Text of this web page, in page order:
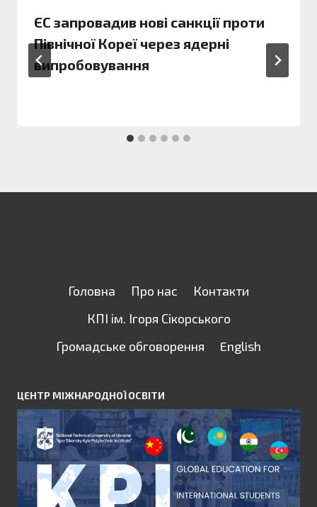
ЄС запровадив нові санкції проти
Північної Кореї через ядерні
випробовування
Головна Про нас
Контакти
КПІ ім. Ігоря Сікорського
Громадське обговорення
English
ЦЕНТР МІЖНАРОДНОЇ ОСВІТИ